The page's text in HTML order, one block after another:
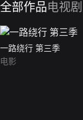
全部作品电视剧
一路绕行 第三季
电影